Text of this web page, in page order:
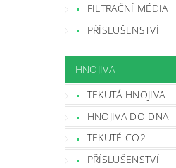
FILTRAČNÍ MÉDIA
PŘÍSLUŠENSTVÍ
HNOJIVA
TEKUTÁ HNOJIVA
HNOJIVA DO DNA
TEKUTÉ CO2
PŘÍSLUŠENSTVÍ